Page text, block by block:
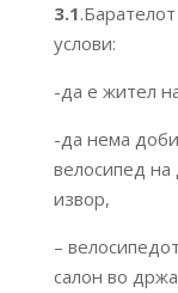
3.1
услови:
-да е жител
-да нема
велосипед на
извор,
–
салон во